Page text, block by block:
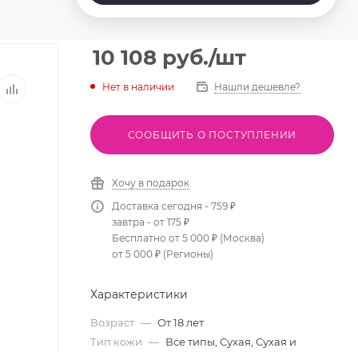
10 108 руб./шт
Нет в наличии Нашли дешевле?
СООБЩИТЬ О ПОСТУПЛЕНИИ
Хочу в подарок
Доставка сегодня - 759 ₽
завтра - от 175 ₽
Бесплатно от 5 000 ₽ (Москва)
от 5 000 ₽ (Регионы)
Характеристики
Возраст — От 18 лет
Тип кожи — Все типы, Сухая, Сухая и